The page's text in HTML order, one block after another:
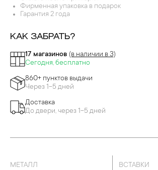
Фирменная упаковка в подарок
Гарантия 2 года
КАК ЗАБРАТЬ?
17 магазинов (в наличии в 3)
Сегодня, бесплатно
860+ пунктов выдачи
Через 1-5 дней
Доставка
До двери, через 1-5 дней
МЕТАЛЛ ВСТАВКИ